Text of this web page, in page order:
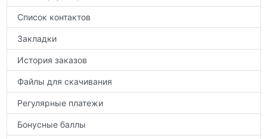
Список контактов
Закладки
История заказов
Файлы для скачивания
Регулярные платежи
Бонусные баллы